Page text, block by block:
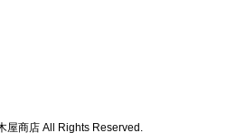
屋商店 All Rights Reserved.